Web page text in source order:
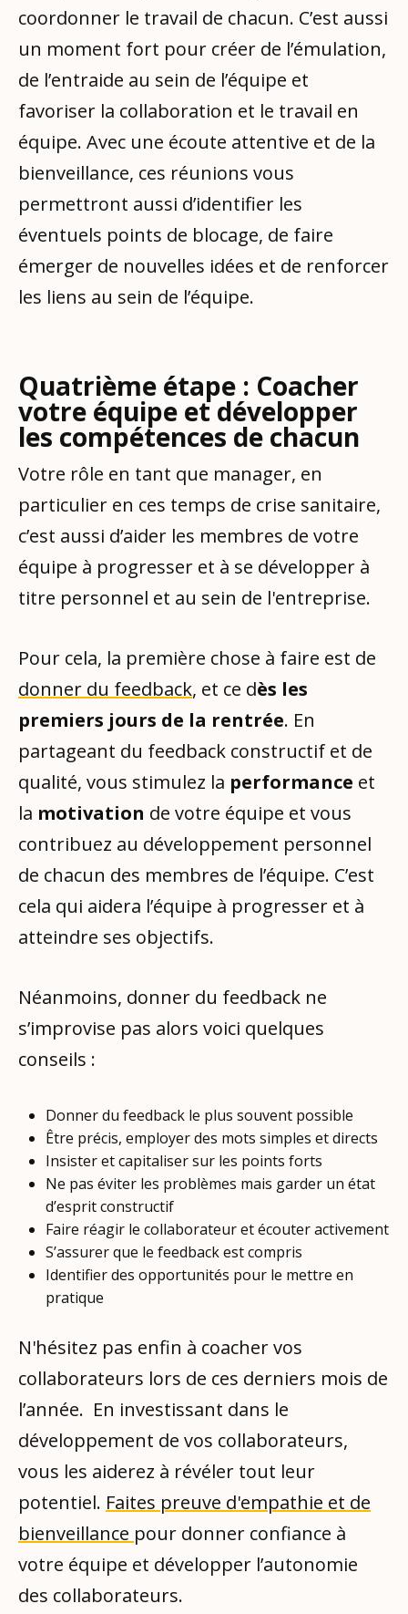
coordonner le travail de chacun. C’est aussi
un moment fort pour créer de l’émulation,
de l’entraide au sein de l’équipe et
favoriser la collaboration et le travail en
équipe. Avec une écoute attentive et de la
bienveillance, ces réunions vous
permettront aussi d’identifier les
éventuels points de blocage, de faire
émerger de nouvelles idées et de renforcer
les liens au sein de l’équipe.
Quatrième étape : Coacher
votre équipe et développer
les compétences de chacun
Votre rôle en tant que manager, en
particulier en ces temps de crise sanitaire,
c’est aussi d’aider les membres de votre
équipe à progresser et à se développer à
titre personnel et au sein de l'entreprise.
Pour cela, la première chose à faire est de
donner du feedback, et ce dès les
premiers jours de la rentrée. En
partageant du feedback constructif et de
qualité, vous stimulez la performance et
la motivation de votre équipe et vous
contribuez au développement personnel
de chacun des membres de l’équipe. C’est
cela qui aidera l’équipe à progresser et à
atteindre ses objectifs.
Néanmoins, donner du feedback ne
s’improvise pas alors voici quelques
conseils :
Donner du feedback le plus souvent possible
Être précis, employer des mots simples et directs
Insister et capitaliser sur les points forts
Ne pas éviter les problèmes mais garder un état
d’esprit constructif
Faire réagir le collaborateur et écouter activement
S’assurer que le feedback est compris
Identifier des opportunités pour le mettre en
pratique
N'hésitez pas enfin à coacher vos
collaborateurs lors de ces derniers mois de
l’année. En investissant dans le
développement de vos collaborateurs,
vous les aiderez à révéler tout leur
potentiel. Faites preuve d'empathie et de
bienveillance pour donner confiance à
votre équipe et développer l’autonomie
des collaborateurs.